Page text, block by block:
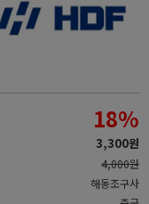
18%
3,300원
4,000원
해동조구사